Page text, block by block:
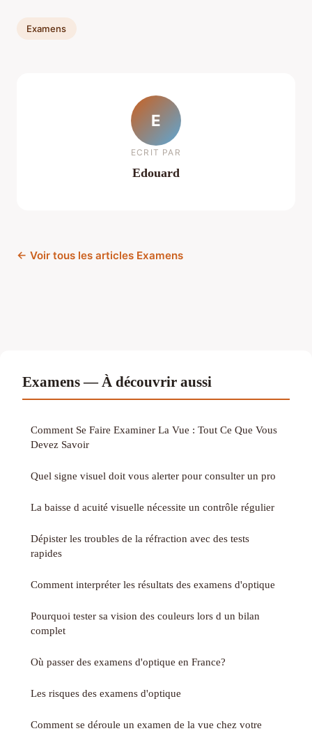
Examens
E
ECRIT PAR
Edouard
← Voir tous les articles Examens
Examens — À découvrir aussi
Comment Se Faire Examiner La Vue : Tout Ce Que Vous
Devez Savoir
Quel signe visuel doit vous alerter pour consulter un pro
La baisse d acuité visuelle nécessite un contrôle régulier
Dépister les troubles de la réfraction avec des tests
rapides
Comment interpréter les résultats des examens d'optique
Pourquoi tester sa vision des couleurs lors d un bilan
complet
Où passer des examens d'optique en France?
Les risques des examens d'optique
Comment se déroule un examen de la vue chez votre